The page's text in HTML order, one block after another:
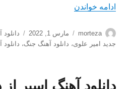
ادامه خواندن
نویسنده
morteza
ارسال
شده
مارس 1, 2022 دسته‌ها
جدید امیر علوی، دانلود آهنگ جنگ،
دانلود آهنگ اسیر از